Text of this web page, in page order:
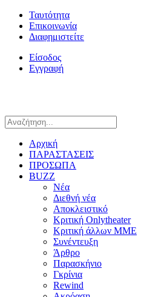
Ταυτότητα
Επικοινωνία
Διαφημιστείτε
Είσοδος
Εγγραφή
Αρχική
ΠΑΡΑΣΤΑΣΕΙΣ
ΠΡΟΣΩΠΑ
BUZZ
Νέα
Διεθνή νέα
Αποκλειστικό
Κριτική Onlytheater
Κριτική άλλων ΜΜΕ
Συνέντευξη
Άρθρο
Παρασκήνιο
Γκρίνια
Rewind